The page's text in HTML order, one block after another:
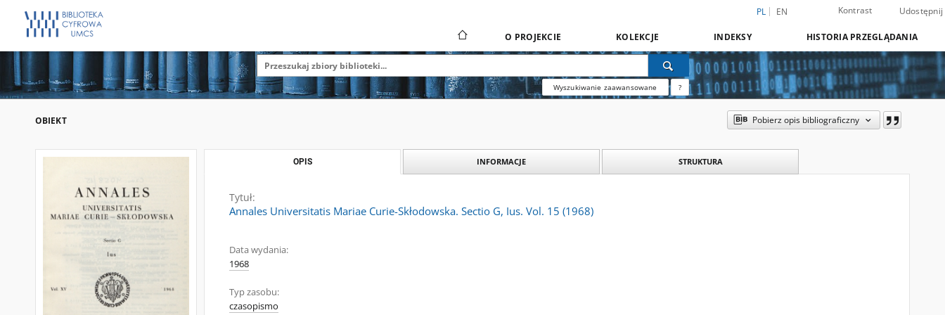
PL EN Kontrast Udostępnij
O PROJEKCIE KOLEKCJE INDEKSY HISTORIA PRZEGLĄDANIA
Wyszukiwanie zaawansowane ?
OBIEKT Pobierz opis bibliograficzny
OPIS INFORMACJE STRUKTURA
Tytuł:
Annales Universitatis Mariae Curie-Skłodowska. Sectio G, Ius. Vol. 15 (1968)
Data wydania:
1968
Typ zasobu:
czasopismo